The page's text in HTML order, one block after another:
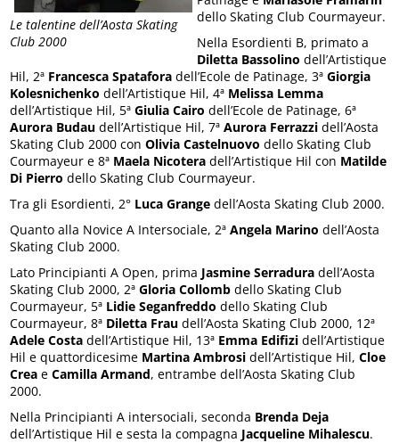
Le talentine dell’Aosta Skating
Club 2000
dello Skating Club Courmayeur.
Nella Esordienti B, primato a
Diletta Bassolino dell’Artistique
Hil, 2ª Francesca Spatafora dell’Ecole de Patinage, 3ªGiorgia
Kolesnichenko dell’Artistique Hil, 4ª Melissa Lemma
dell’Artistique Hil, 5ªGiulia Cairo dell’Ecole de Patinage, 6ª
Aurora Budau dell’Artistique Hil, 7ªAurora Ferrazzi dell’Aosta
Skating Club 2000 conOlivia Castelnuovo dello Skating Club
Courmayeur e 8ª Maela Nicotera dell’Artistique Hil con Matilde
Di Pierro dello Skating Club Courmayeur.
Tra gli Esordienti, 2° Luca Grange dell’Aosta Skating Club 2000.
Quanto alla Novice A Intersociale, 2ªAngela Marino dell’Aosta
Skating Club 2000.
Lato Principianti A Open, prima Jasmine Serradura dell’Aosta
Skating Club 2000, 2ªGloria Collomb dello Skating Club
Courmayeur, 5ª Lidie Seganfreddo dello Skating Club
Courmayeur, 8ª Diletta Frau dell’Aosta Skating Club 2000, 12ª
Adele Costa dell’Artistique Hil, 13ª Emma Edifizi dell’Artistique
Hil e quattordicesime Martina Ambrosi dell’Artistique Hil,Cloe
Crea eCamilla Armand, entrambe dell’Aosta Skating Club
2000.
Nella Principianti A intersociali, seconda Brenda Deja
dell’Artistique Hil e sesta la compagna Jacqueline Mihalescu.